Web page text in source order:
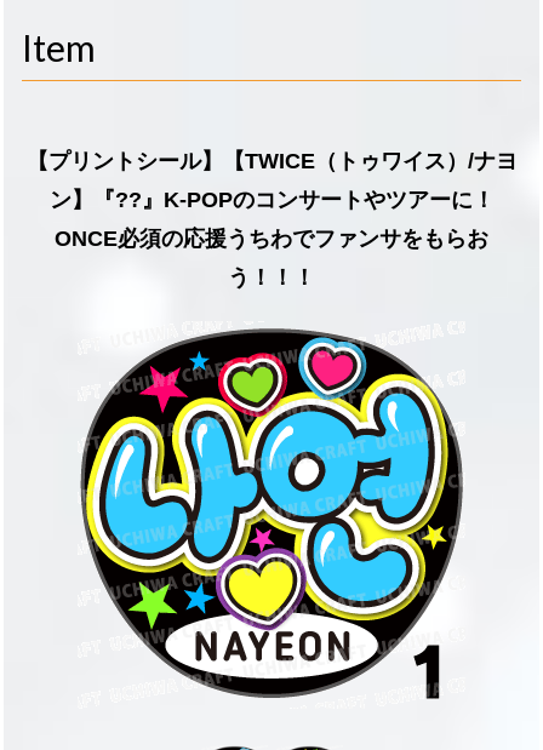
Item
【プリントシール】【TWICE（トゥワイス）/ナヨ
ン】『??』K-POPのコンサートやツアーに！
ONCE必須の応援うちわでファンサをもらお
う！！！